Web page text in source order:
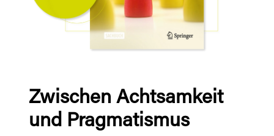
Zwischen Achtsamkeit
und Pragmatismus